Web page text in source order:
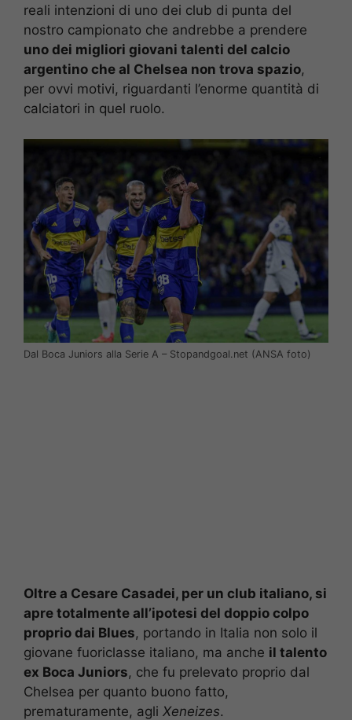
reali intenzioni di uno dei club di punta del
nostro campionato che andrebbe a prendere
uno dei migliori giovani talenti del calcio
argentino che al Chelsea non trova spazio,
per ovvi motivi, riguardanti l’enorme quantità di
calciatori in quel ruolo.
Dal Boca Juniors alla Serie A – Stopandgoal.net (ANSA foto)
Oltre a Cesare Casadei, per un club italiano, si
apre totalmente all’ipotesi del doppio colpo
proprio dai Blues, portando in Italia non solo il
giovane fuoriclasse italiano, ma anche il talento
ex Boca Juniors, che fu prelevato proprio dal
Chelsea per quanto buono fatto,
prematuramente, agli Xeneizes.